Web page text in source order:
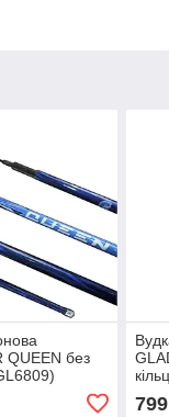
QUEEN без
799